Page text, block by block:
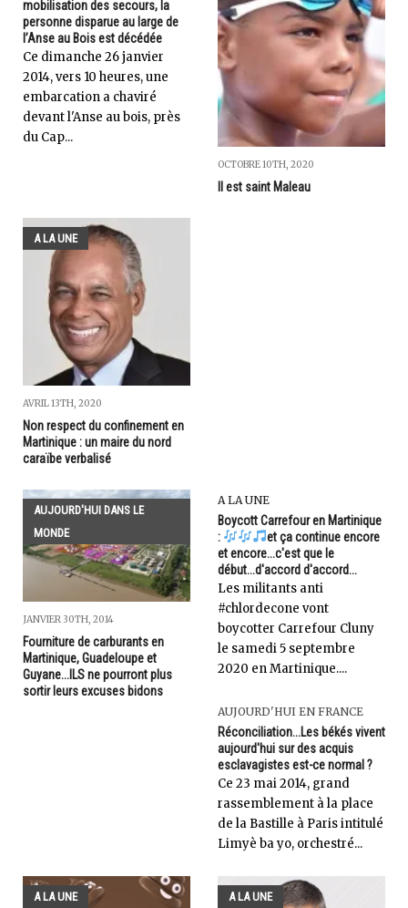
mobilisation des secours, la
personne disparue au large de
l’Anse au Bois est décédée
Ce dimanche 26 janvier
2014, vers 10 heures, une
embarcation a chaviré
devant l'Anse au bois, près
du Cap...
OCTOBRE 10TH, 2020
Il est saint Maleau
A LA UNE
AVRIL 13TH, 2020
Non respect du confinement en
Martinique : un maire du nord
caraïbe verbalisé
AUJOURD'HUI DANS LE
MONDE
JANVIER 30TH, 2014
Fourniture de carburants en
Martinique, Guadeloupe et
Guyane...ILS ne pourront plus
sortir leurs excuses bidons
A LA UNE
Boycott Carrefour en Martinique
:
et ça continue encore
et encore...c'est que le
début...d'accord d'accord...
Les militants anti
#chlordecone vont
boycotter Carrefour Cluny
le samedi 5 septembre
2020 en Martinique....
AUJOURD'HUI EN FRANCE
Réconciliation...Les békés vivent
aujourd'hui sur des acquis
esclavagistes est-ce normal ?
Ce 23 mai 2014, grand
rassemblement à la place
de la Bastille à Paris intitulé
Limyè ba yo, orchestré...
A LA UNE A LA UNE